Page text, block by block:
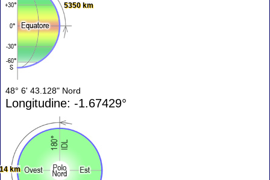
5350 km
48° 6' 43.128" Nord
Longitudine: -1.67429°
km